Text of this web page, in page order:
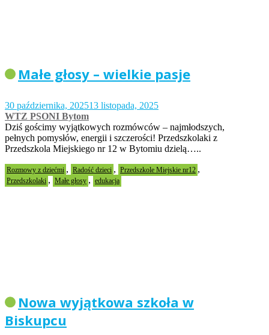
Małe głosy – wielkie pasje
30 października, 202513 listopada, 2025
WTZ PSONI Bytom
Dziś gościmy wyjątkowych rozmówców – najmłodszych,
pełnych pomysłów, energii i szczerości! Przedszkolaki z
Przedszkola Miejskiego nr 12 w Bytomiu dzielą…..
Rozmowy z dziećmi , Radość dzieci , Przedszkole Miejskie nr12 ,
Przedszkolaki , Małe głosy , edukacja
Nowa wyjątkowa szkoła w
Biskupcu